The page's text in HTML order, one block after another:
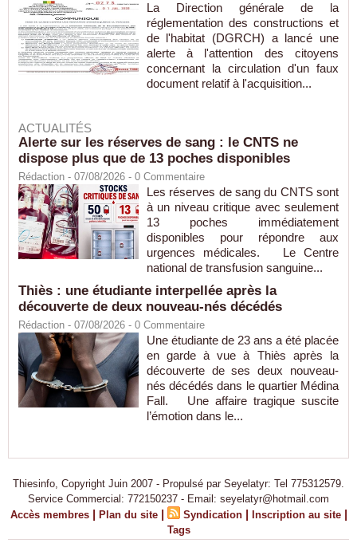
La Direction générale de la
réglementation des constructions et
de l'habitat (DGRCH) a lancé une
alerte à l'attention des citoyens
concernant la circulation d'un faux
document relatif à l'acquisition...
ACTUALITÉS
Alerte sur les réserves de sang : le CNTS ne
dispose plus que de 13 poches disponibles
Rédaction - 07/08/2026 - 0 Commentaire
Les réserves de sang du CNTS sont
à un niveau critique avec seulement
13 poches immédiatement
disponibles pour répondre aux
urgences médicales. Le Centre
national de transfusion sanguine...
Thiès : une étudiante interpellée après la
découverte de deux nouveau-nés décédés
Rédaction - 07/08/2026 - 0 Commentaire
Une étudiante de 23 ans a été placée
en garde à vue à Thiès après la
découverte de ses deux nouveau-
nés décédés dans le quartier Médina
Fall. Une affaire tragique suscite
l’émotion dans le...
Thiesinfo, Copyright Juin 2007 - Propulsé par Seyelatyr: Tel 775312579.
Service Commercial: 772150237 - Email: seyelatyr@hotmail.com
Accès membres | Plan du site | Syndication | Inscription au site |
Tags